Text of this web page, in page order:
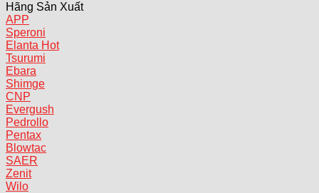
Hãng Sản Xuất
APP
Speroni
Elanta
Tsurumi
Ebara
Shimge
CNP
Evergush
Pedrollo
Pentax
Blowtac
SAER
Zenit
Wilo